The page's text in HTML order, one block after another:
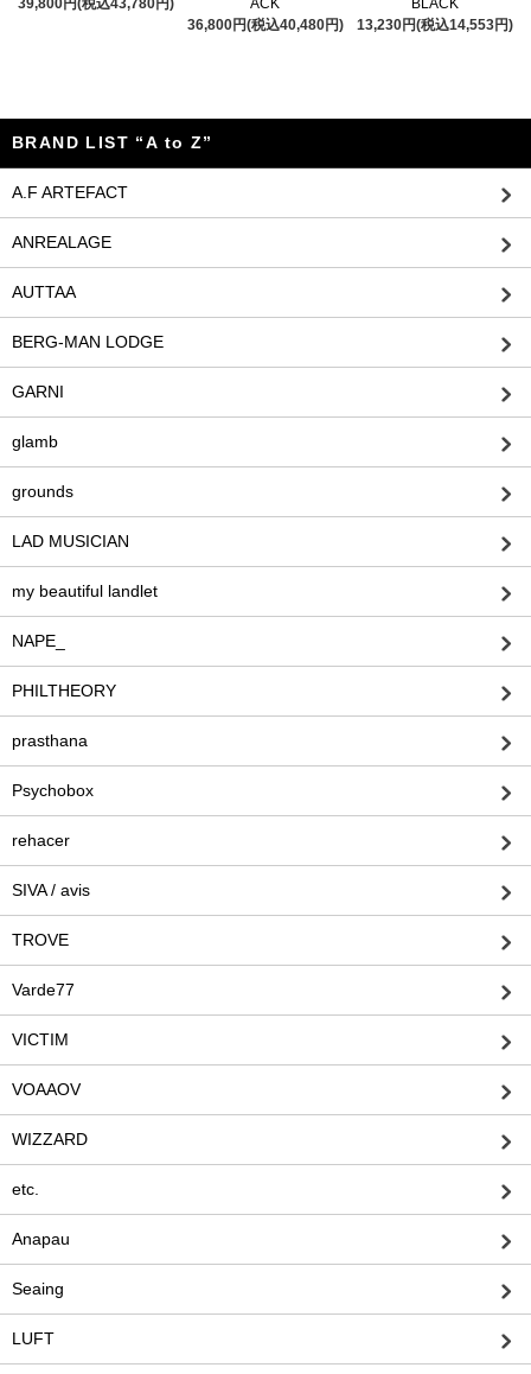
39,800円(税込43,780円)
ACK
36,800円(税込40,480円)
BLACK
13,230円(税込14,553円)
BRAND LIST “A to Z”
A.F ARTEFACT
ANREALAGE
AUTTAA
BERG-MAN LODGE
GARNI
glamb
grounds
LAD MUSICIAN
my beautiful landlet
NAPE_
PHILTHEORY
prasthana
Psychobox
rehacer
SIVA / avis
TROVE
Varde77
VICTIM
VOAAOV
WIZZARD
etc.
Anapau
Seaing
LUFT